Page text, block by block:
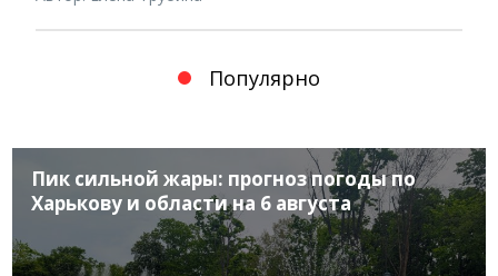
Популярно
Пик сильной жары: прогноз погоды по
Харькову и области на 6 августа